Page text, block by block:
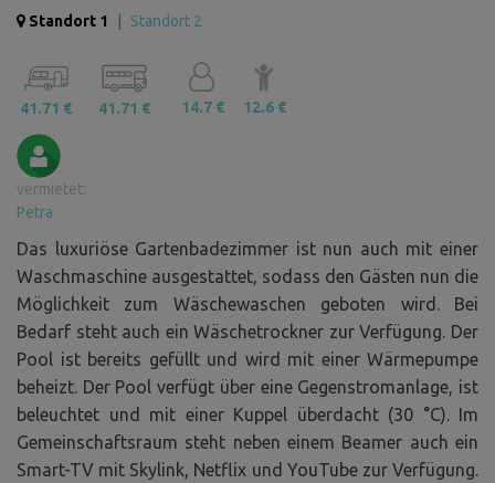
Standort 1 Standort 2
41.71 € 41.71 € 14.7 € 12.6 €
vermietet:
Petra
Das luxuriöse Gartenbadezimmer ist nun auch mit einer
Waschmaschine ausgestattet, sodass den Gästen nun die
Möglichkeit zum Wäschewaschen geboten wird. Bei
Bedarf steht auch ein Wäschetrockner zur Verfügung. Der
Pool ist bereits gefüllt und wird mit einer Wärmepumpe
beheizt. Der Pool verfügt über eine Gegenstromanlage, ist
beleuchtet und mit einer Kuppel überdacht (30 °C). Im
Gemeinschaftsraum steht neben einem Beamer auch ein
Smart-TV mit Skylink, Netflix und YouTube zur Verfügung.